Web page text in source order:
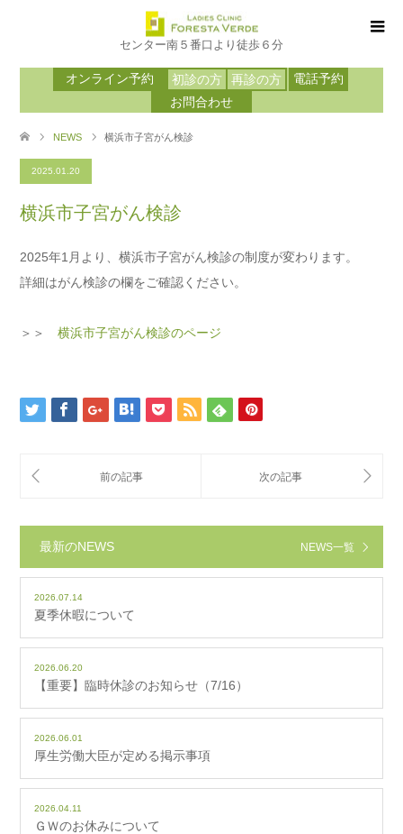
センター南５番口より徒歩６分
オンライン予約 初診の方 再診の方
電話予約
お問合わせ
NEWS 横浜市子宮がん検診
2025.01.20
横浜市子宮がん検診
2025年1月より、横浜市子宮がん検診の制度が変わります。
詳細はがん検診の欄をご確認ください。
＞＞ 横浜市子宮がん検診のページ
最新のNEWS NEWS一覧
2026.07.14
夏季休暇について
2026.06.20
【重要】臨時休診のお知らせ（7/16）
2026.06.01
厚生労働大臣が定める掲示事項
2026.04.11
ＧＷのお休みについて